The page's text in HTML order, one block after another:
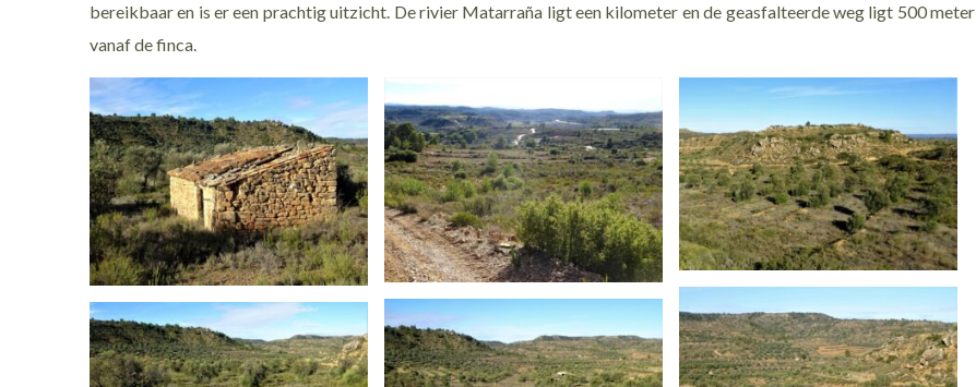
bereikbaar en is er een prachtig uitzicht. De rivier Matarraña ligt een kilometer en de geasfalteerde weg ligt 500 meter
vanaf de finca.